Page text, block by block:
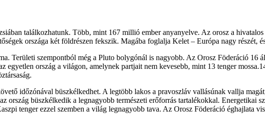
találkozhatunk. Több, mint 167 millió ember anyanyelve. Az orosz a
országa két földrészen fekszik. Magába foglalja Kelet – Európa nagy részét,
Területi szempontból még a Pluto bolygónál is nagyobb. Az Orosz Föderáció 16
egyetlen ország a világon, amelynek partjait nem kevesebb, mint 13 tenger
időzónával büszkélkedhet. A legtöbb lakos a pravoszláv vallásúnak vallja
ország büszkélkedik a legnagyobb természeti erőforrás tartalékokkal. Energetikai
tenger ezzel szemben a világ legnagyobb tava. Az Orosz Föderáció éghajlata